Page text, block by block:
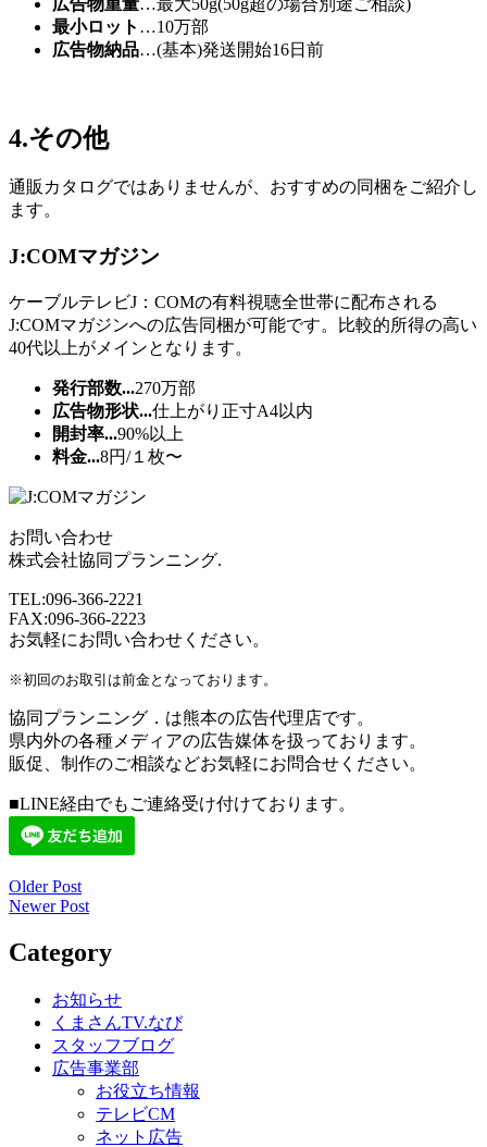
最小ロット …10万部
広告物納品…(基本)発送開始16日前
4.その他
通販カタログではありませんが、おすすめの同梱をご紹介し
ます。
J:COMマガジン
ケーブルテレビJ：COMの有料視聴全世帯に配布される
J:COMマガジンへの広告同梱が可能です。比較的所得の高い
40代以上がメインとなります。
発行部数...270万部
広告物形状...仕上がり正寸A4以内
開封率...90%以上
料金...8円/１枚〜
お問い合わせ
株式会社協同プランニング.
TEL:096-366-2221
FAX:096-366-2223
お気軽にお問い合わせください。
※初回のお取引は前金となっております。
協同プランニング．は熊本の広告代理店です。
県内外の各種メディアの広告媒体を扱っております。
販促、制作のご相談などお気軽にお問合せください。
■LINE経由でもご連絡受け付けております。
投
ナ
Older Post
Newer Post
Category
お知らせ
くまさんTV.なび
スタッフブログ
広告事業部
お役立ち情報
テレビCM
ネット広告